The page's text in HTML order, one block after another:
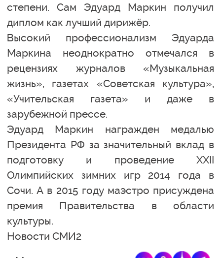
степени. Сам Эдуард Маркин получил
диплом как лучший дирижёр.
Высокий профессионализм Эдуарда
Маркина неоднократно отмечался в
рецензиях журналов «Музыкальная
жизнь», газетах «Советская культура»,
«Учительская газета» и даже в
зарубежной прессе.
Эдуард Маркин награжден медалью
Президента РФ за значительный вклад в
подготовку и проведение XXII
Олимпийских зимних игр 2014 года в
Сочи. А в 2015 году маэстро присуждена
премия Правительства в области
культуры.
Новости СМИ2